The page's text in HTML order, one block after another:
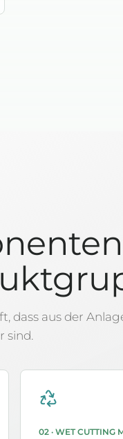
dass aus der
sind.
02 · WET CUTTING